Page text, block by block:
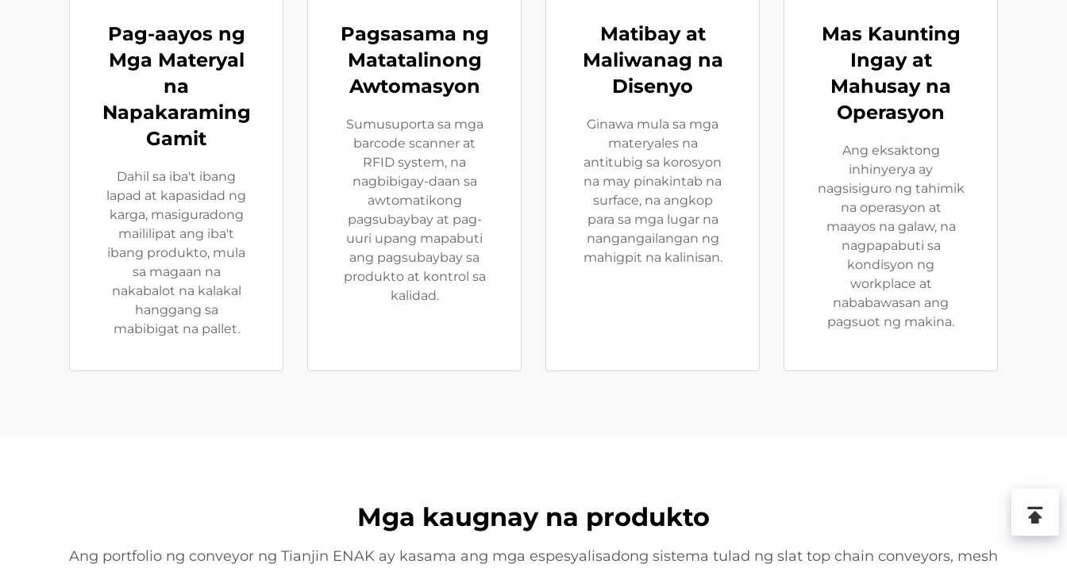
Pag-aayos ng
Mga Materyal
na
Napakaraming
Gamit
Dahil sa iba't ibang
lapad at kapasidad ng
karga, masiguradong
maililipat ang iba't
ibang produkto, mula
sa magaan na
nakabalot na kalakal
hanggang sa
mabibigat na pallet.
Pagsasama ng
Matatalinong
Awtomasyon
Sumusuporta sa mga
barcode scanner at
RFID system, na
nagbibigay-daan sa
awtomatikong
pagsubaybay at pag-
uuri upang mapabuti
ang pagsubaybay sa
produkto at kontrol sa
kalidad.
Matibay at
Maliwanag na
Disenyo
Ginawa mula sa mga
materyales na
antitubig sa korosyon
na may pinakintab na
surface, na angkop
para sa mga lugar na
nangangailangan ng
mahigpit na kalinisan.
Mas Kaunting
Ingay at
Mahusay na
Operasyon
Ang eksaktong
inhinyerya ay
nagsisiguro ng tahimik
na operasyon at
maayos na galaw, na
nagpapabuti sa
kondisyon ng
workplace at
nababawasan ang
pagsuot ng makina.
Mga kaugnay na produkto
Ang portfolio ng conveyor ng Tianjin ENAK ay kasama ang mga espesyalisadong sistema tulad ng slat top chain conveyors, mesh